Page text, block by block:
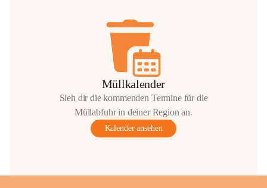
Müllkalender
Sieh dir die kommenden Termine für die
Müllabfuhr in deiner Region an.
Kalender ansehen